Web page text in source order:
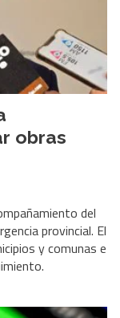
obras
del
provincial. El
y comunas e